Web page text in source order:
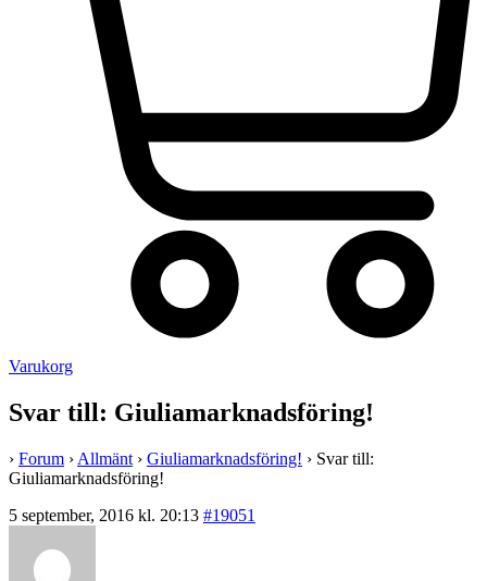
Varukorg
Svar till: Giuliamarknadsföring!
› Forum › Allmänt › Giuliamarknadsföring! › Svar till:
Giuliamarknadsföring!
5 september, 2016 kl. 20:13 #19051